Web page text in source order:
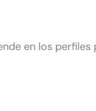
en los perfiles